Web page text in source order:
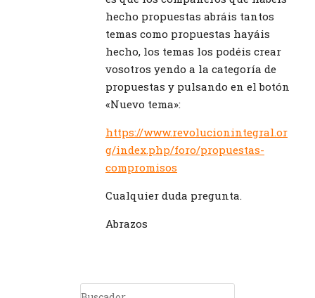
hecho propuestas abráis tantos
temas como propuestas hayáis
hecho, los temas los podéis crear
vosotros yendo a la categoría de
propuestas y pulsando en el botón
«Nuevo tema»:
https://www.revolucionintegral.or
g/index.php/foro/propuestas-
compromisos
Cualquier duda pregunta.
Abrazos